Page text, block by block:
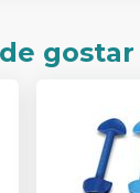
gostar